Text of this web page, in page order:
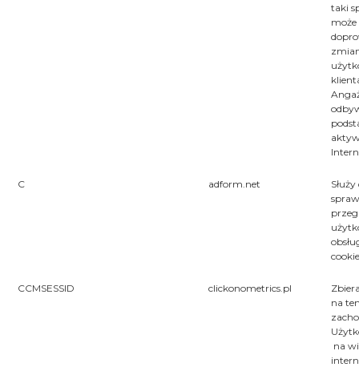
taki
może
C adform.net
Służy
cookie
CCMSESSID clickonometrics.pl
na
na